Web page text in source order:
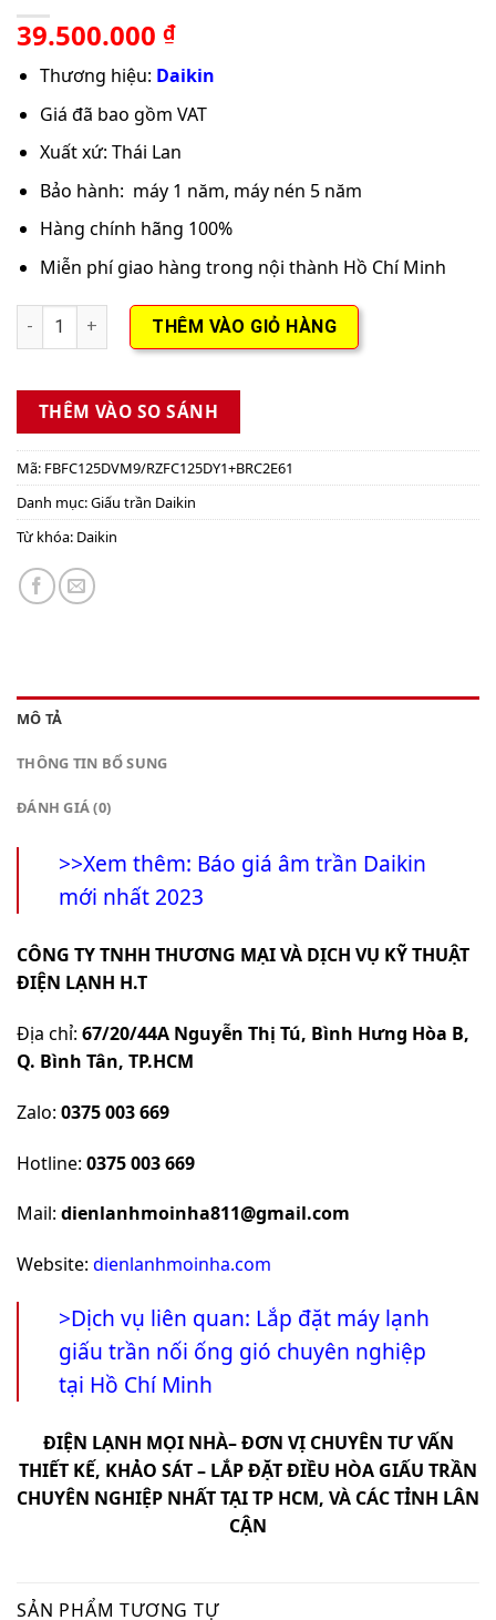
39.500.000 ₫
Thương hiệu: Daikin
Giá đã bao gồm VAT
Xuất xứ: Thái Lan
Bảo hành: máy 1 năm, máy nén 5 năm
Hàng chính hãng 100%
Miễn phí giao hàng trong nội thành Hồ Chí Minh
Máy lạnh giấu trần nối ống gió Daikin Inverter FBFC125DVM9/
THÊM VÀO GIỎ HÀNG
THÊM VÀO SO SÁNH
Mã: FBFC125DVM9/RZFC125DY1+BRC2E61
Danh mục:Giấu trần Daikin
Từ khóa: Daikin
MÔ TẢ
THÔNG TIN BỔ SUNG
ĐÁNH GIÁ (0)
>>Xem thêm: Báo giá âm trần Daikin
mới nhất 2023
CÔNG TY TNHH THƯƠNG MẠI VÀ DỊCH VỤ KỸ THUẬT
ĐIỆN LẠNH H.T
Địa chỉ: 67/20/44A Nguyễn Thị Tú, Bình Hưng Hòa B,
Q. Bình Tân, TP.HCM
Zalo: 0375 003 669
Hotline: 0375 003 669
Mail: dienlanhmoinha811@gmail.com
Website: dienlanhmoinha.com
>Dịch vụ liên quan: Lắp đặt máy lạnh
giấu trần nối ống gió chuyên nghiệp
tại Hồ Chí Minh
ĐIỆN LẠNH MỌI NHÀ– ĐƠN VỊ CHUYÊN TƯ VẤN
THIẾT KẾ, KHẢO SÁT – LẮP ĐẶT ĐIỀU HÒA GIẤU TRẦN
CHUYÊN NGHIỆP NHẤT TẠI TP HCM, VÀ CÁC TỈNH LÂN
CẬN
SẢN PHẨM TƯƠNG TỰ